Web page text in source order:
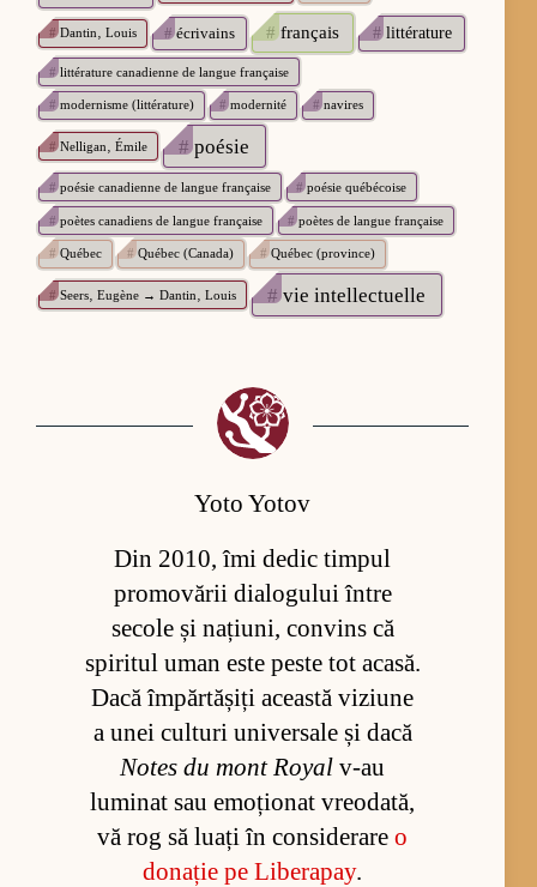
#Dantin‚ Louis #écrivains #français #littérature
#littérature canadienne de langue française
#modernisme (littérature) #modernité #navires
#Nelligan‚ Émile #poésie
#poésie canadienne de langue française #poésie québécoise
#poètes canadiens de langue française #poètes de langue française
#Québec #Québec (Canada) #Québec (province)
#Seers‚ Eugène → Dantin‚ Louis #vie intellectuelle
Yoto Yotov
Din 2010, îmi dedic timpul
promovării dialogului între
secole și națiuni, convins că
spiritul uman este peste tot acasă.
Dacă împărtășiți această viziune
a unei culturi universale și dacă
Notes du mont Royal v-au
luminat sau emoționat vreodată,
vă rog să luați în considerareo
donație pe Liberapay.